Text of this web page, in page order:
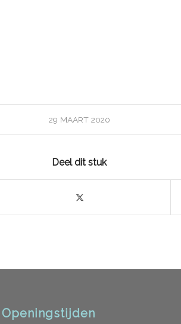
29 MAART 2020
Deel dit stuk
Openingstijden